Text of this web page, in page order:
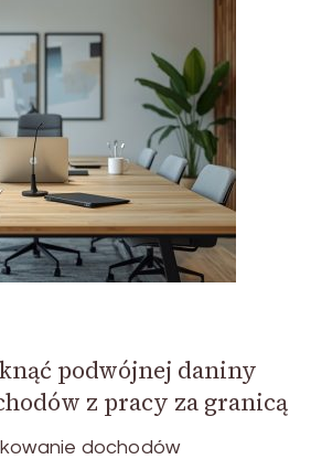
podwójnej daniny
z pracy za granicą
dochodów